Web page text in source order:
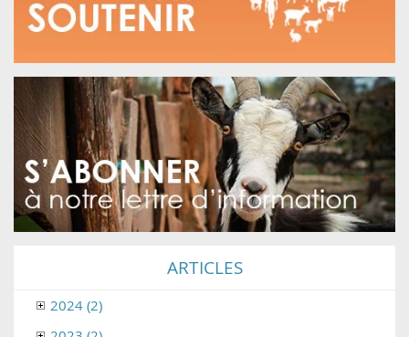
ARTICLES
2024 (2)